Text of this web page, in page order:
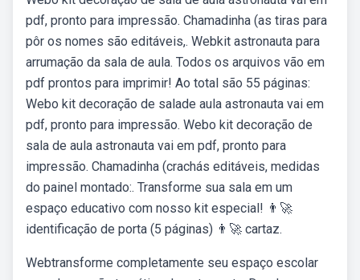
pdf, pronto para impressão. Chamadinha (as tiras para
pôr os nomes são editáveis,. Webkit astronauta para
arrumação da sala de aula. Todos os arquivos vão em
pdf prontos para imprimir! Ao total são 55 páginas:
Webo kit decoração de salade aula astronauta vai em
pdf, pronto para impressão. Webo kit decoração de
sala de aula astronauta vai em pdf, pronto para
impressão. Chamadinha (crachás editáveis, medidas
do painel montado:. Transforme sua sala em um
espaço educativo com nosso kit especial! 👨‍🚀
identificação de porta (5 páginas) 👨‍🚀 cartaz.
Webtransforme completamente seu espaço escolar